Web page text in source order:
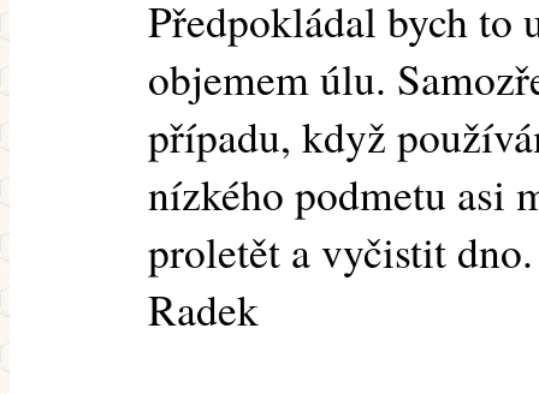
Předpokládal bych to
objemem úlu.
případu, když
nízkého podmetu asi
proletět a vyčistit dno.
Radek